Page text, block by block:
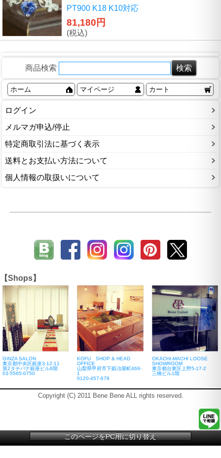
PT900 K18 K10対応
81,180円
(税込)
商品検索
ホーム マイページ カート
ログイン
メルマガ申込/停止
特定商取引法に基づく表示
送料とお支払い方法について
個人情報の取扱いについて
【Shops】
GINZA SALON
東京都中央区銀座3-12-11
第2タチバナ銀座ビル6階
03-5565-0750
KOFU SHOP & HEAD
OFFICE
山梨県甲府市下鍛冶屋町469-
1
0120-457-678
OKACHI-MACHI LOOSE
SHOWROOM
東京都台東区上野5-17-2
三橋ビル1階
Copyright (C) 2011 Bene Bene ALL rights reserved.
このページをPC用に切り替え